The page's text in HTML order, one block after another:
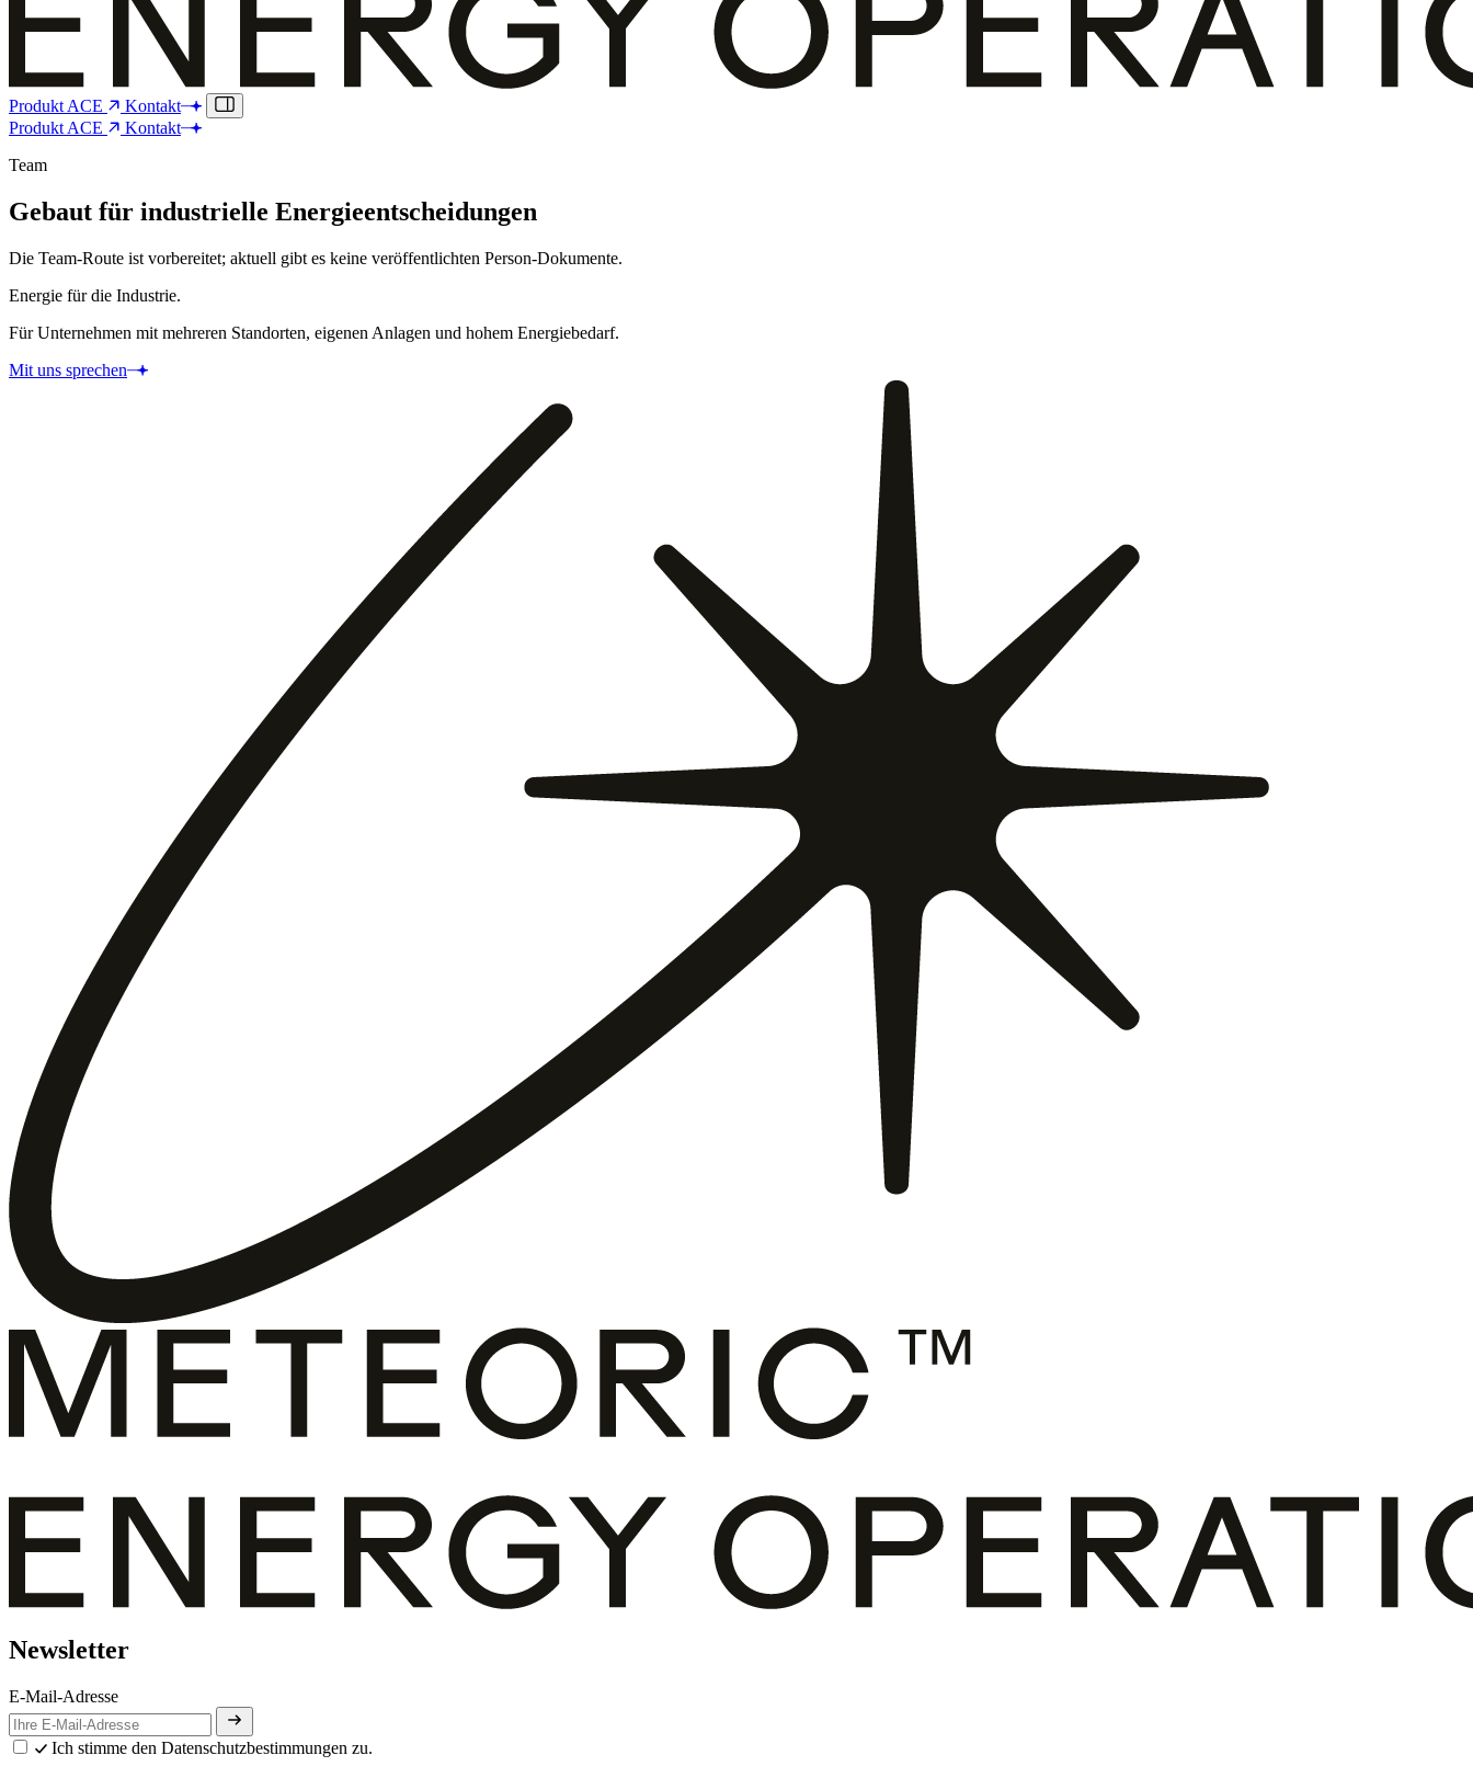
Produkt ACE
Kontakt
Produkt ACE
Kontakt
Team
Gebaut für industrielle Energieentscheidungen
Die Team-Route ist vorbereitet; aktuell gibt es keine veröffentlichten Person-Dokumente.
Energie für die Industrie.
Für Unternehmen mit mehreren Standorten, eigenen Anlagen und hohem Energiebedarf.
Mit uns sprechen
Newsletter
E-Mail-Adresse
Ich stimme den Datenschutzbestimmungen zu.